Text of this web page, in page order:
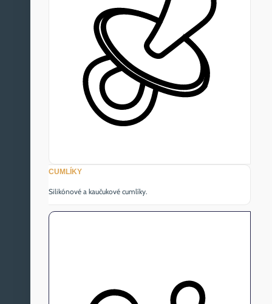
CUMLÍKY
Silikónové a kaučukové cumlíky.